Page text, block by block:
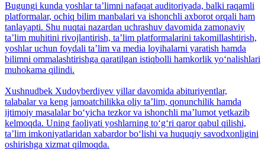
Bugungi kunda yoshlar taʼlimni nafaqat auditoriyada, balki raqamli
platformalar, ochiq bilim manbalari va ishonchli axborot orqali ham
tanlayapti. Shu nuqtai nazardan uchrashuv davomida zamonaviy
taʼlim muhitini rivojlantirish, taʼlim platformalarini takomillashtirish,
yoshlar uchun foydali taʼlim va media loyihalarni yaratish hamda
bilimni ommalashtirishga qaratilgan istiqbolli hamkorlik yo‘nalishlari
muhokama qilindi.
Xushnudbek Xudoyberdiyev yillar davomida abituriyentlar,
talabalar va keng jamoatchilikka oliy taʼlim, qonunchilik hamda
ijtimoiy masalalar bo‘yicha tezkor va ishonchli maʼlumot yetkazib
kelmoqda. Uning faoliyati yoshlarning to‘g‘ri qaror qabul qilishi,
taʼlim imkoniyatlaridan xabardor bo‘lishi va huquqiy savodxonligini
oshirishga xizmat qilmoqda.